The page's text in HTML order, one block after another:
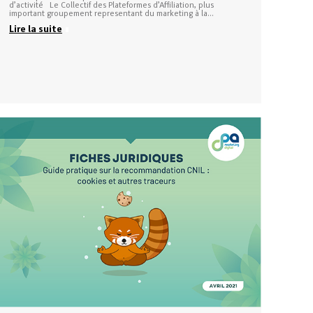
d’activité Le Collectif des Plateformes d’Affiliation, plus
important groupement representant du marketing à la…
Lire la suite